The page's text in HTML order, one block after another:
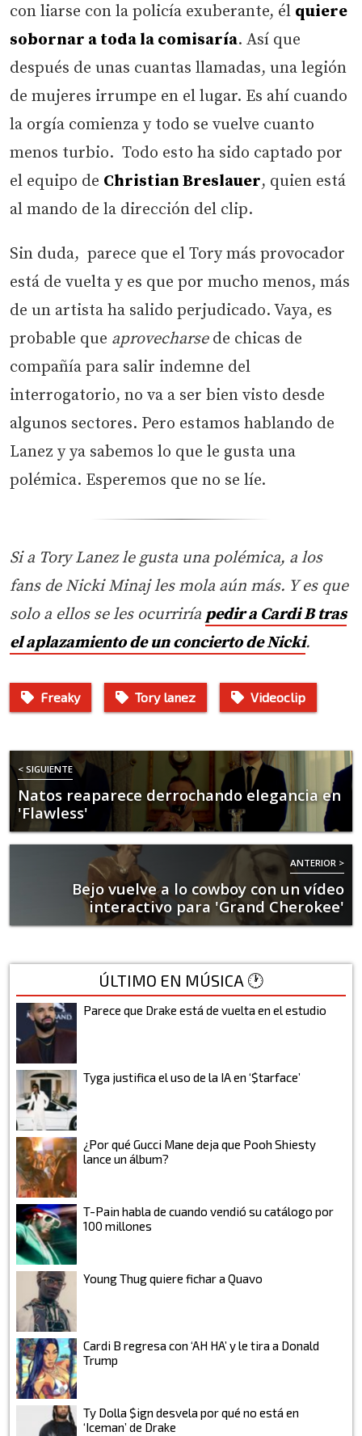
con liarse con la policía exuberante, él quiere
sobornar a toda la comisaría. Así que
después de unas cuantas llamadas, una legión
de mujeres irrumpe en el lugar. Es ahí cuando
la orgía comienza y todo se vuelve cuanto
menos turbio. Todo esto ha sido captado por
el equipo de Christian Breslauer, quien está
al mando de la dirección del clip.
Sin duda, parece que el Tory más provocador
está de vuelta y es que por mucho menos, más
de un artista ha salido perjudicado. Vaya, es
probable que aprovecharsede chicas de
compañía para salir indemne del
interrogatorio, no va a ser bien visto desde
algunos sectores. Pero estamos hablando de
Lanez y ya sabemos lo que le gusta una
polémica. Esperemos que no se líe.
Si a Tory Lanez le gusta una polémica, a los
fans de Nicki Minaj les mola aún más. Y es que
solo a ellos se les ocurriría pedir a Cardi B tras
el aplazamiento de un concierto de Nicki.
Freaky Tory lanez Videoclip
< SIGUIENTE
Natos reaparece derrochando elegancia en
'Flawless'
ANTERIOR >
Bejo vuelve a lo cowboy con un vídeo
interactivo para 'Grand Cherokee'
ÚLTIMO EN MÚSICA 🕐
Parece que Drake está de vuelta en el estudio
Tyga justifica el uso de la IA en ‘$tarface’
¿Por qué Gucci Mane deja que Pooh Shiesty
lance un álbum?
T-Pain habla de cuando vendió su catálogo por
100 millones
Young Thug quiere fichar a Quavo
Cardi B regresa con ‘AH HA’ y le tira a Donald
Trump
Ty Dolla $ign desvela por qué no está en
‘Iceman’ de Drake